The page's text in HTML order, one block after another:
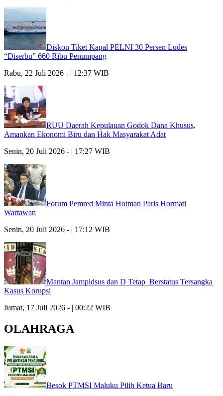
Diskon Tiket Kapal PELNI 30 Persen Ludes
“Diserbu” 660 Ribu Penumpang
Rabu, 22 Juli 2026 - | 12:37 WIB
RUU Daerah Kepulauan Godok Dana Khusus,
Amankan Ekonomi Biru dan Hak Masyarakat Adat
Senin, 20 Juli 2026 - | 17:27 WIB
Forum Pemred Minta Hotman Paris Hormati
Wartawan
Senin, 20 Juli 2026 - | 17:12 WIB
Mantan Jampidsus dan D Tetap Berstatus Tersangka
Kasus Korupsi
Jumat, 17 Juli 2026 - | 00:22 WIB
OLAHRAGA
Besok PTMSI Maluku Pilih Ketua Baru